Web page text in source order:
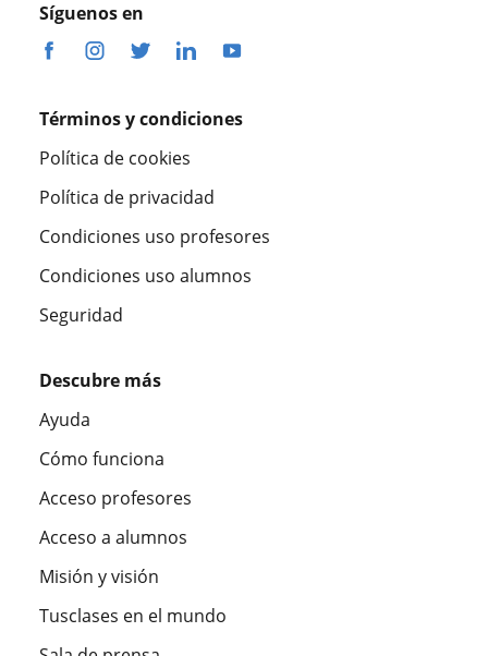
Síguenos en
Términos y condiciones
Política de cookies
Política de privacidad
Condiciones uso profesores
Condiciones uso alumnos
Seguridad
Descubre más
Ayuda
Cómo funciona
Acceso profesores
Acceso a alumnos
Misión y visión
Tusclases en el mundo